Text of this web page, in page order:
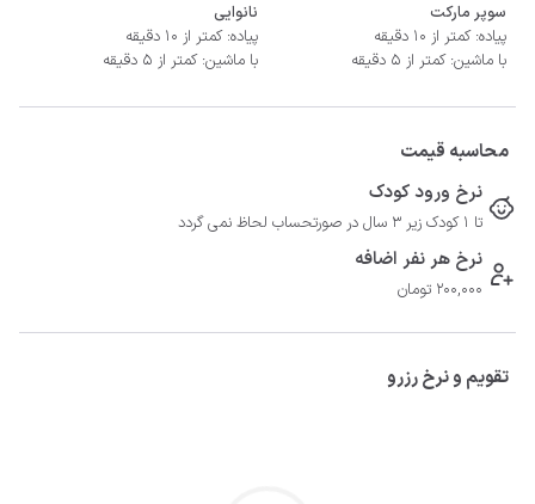
سوپر مارکت
پیاده: کمتر از 10 دقیقه
با ماشین: کمتر از 5 دقیقه
نانوایی
پیاده: کمتر از 10 دقیقه
با ماشین: کمتر از 5 دقیقه
محاسبه قیمت
نرخ ورود کودک
تا 1 کودک زیر 3 سال در صورتحساب لحاظ نمی گردد
نرخ هر نفر اضافه
200,000 تومان
تقویم و نرخ رزرو